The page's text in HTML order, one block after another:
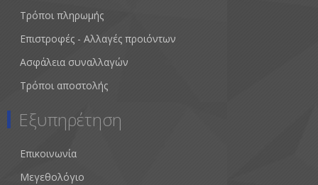
Τρόποι πληρωμής
Επιστροφές - Αλλαγές προιόντων
Ασφάλεια συναλλαγών
Τρόποι αποστολής
Εξυπηρέτηση
Επικοινωνία
Μεγεθολόγιο